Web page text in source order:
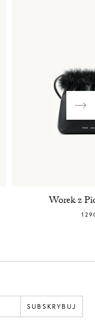
Worek z
SUBSKRYBUJ